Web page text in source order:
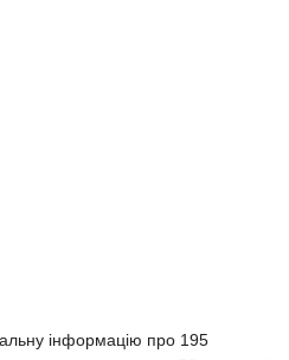
інформацію про 195